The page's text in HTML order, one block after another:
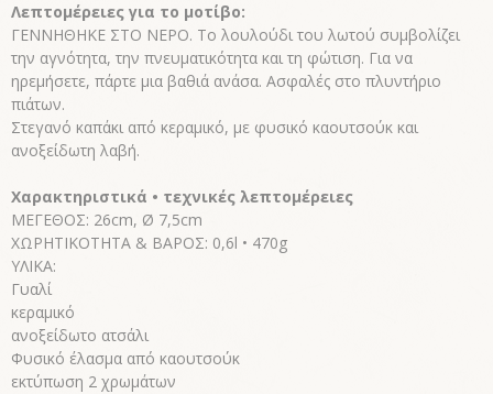
Λεπτομέρειες για το μοτίβο:
ΓΕΝΝΗΘΗΚΕ ΣΤΟ ΝΕΡΟ. Το λουλούδι του λωτού συμβολίζει
την αγνότητα, την πνευματικότητα και τη φώτιση. Για να
ηρεμήσετε, πάρτε μια βαθιά ανάσα. Ασφαλές στο πλυντήριο
πιάτων.
Στεγανό καπάκι από κεραμικό, με φυσικό καουτσούκ και
ανοξείδωτη λαβή.
Χαρακτηριστικά • τεχνικές λεπτομέρειες
ΜΕΓΕΘΟΣ: 26cm, Ø 7,5cm
ΧΩΡΗΤΙΚΟΤΗΤΑ & ΒΑΡΟΣ: 0,6l • 470g
ΥΛΙΚΑ:
Γυαλί
κεραμικό
ανοξείδωτο ατσάλι
Φυσικό έλασμα από καουτσούκ
εκτύπωση 2 χρωμάτων